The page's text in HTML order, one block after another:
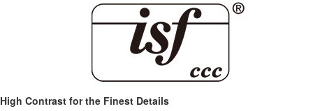
High Contrast for the Finest Details